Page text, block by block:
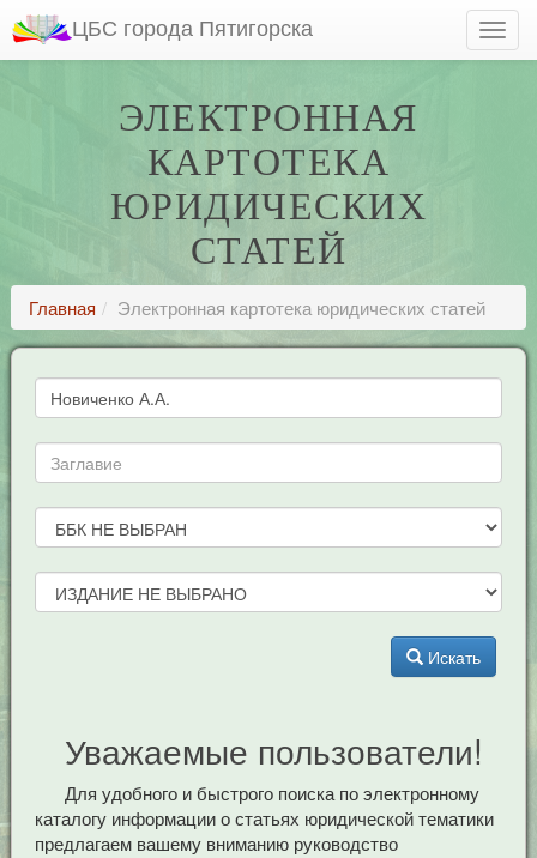
ЦБС города Пятигорска
ЭЛЕКТРОННАЯ
КАРТОТЕКА
ЮРИДИЧЕСКИХ
СТАТЕЙ
Главная Электронная картотека юридических статей
Искать
Уважаемые пользователи!
Для удобного и быстрого поиска по электронному
каталогу информации о статьях юридической тематики
предлагаем вашему вниманию руководство